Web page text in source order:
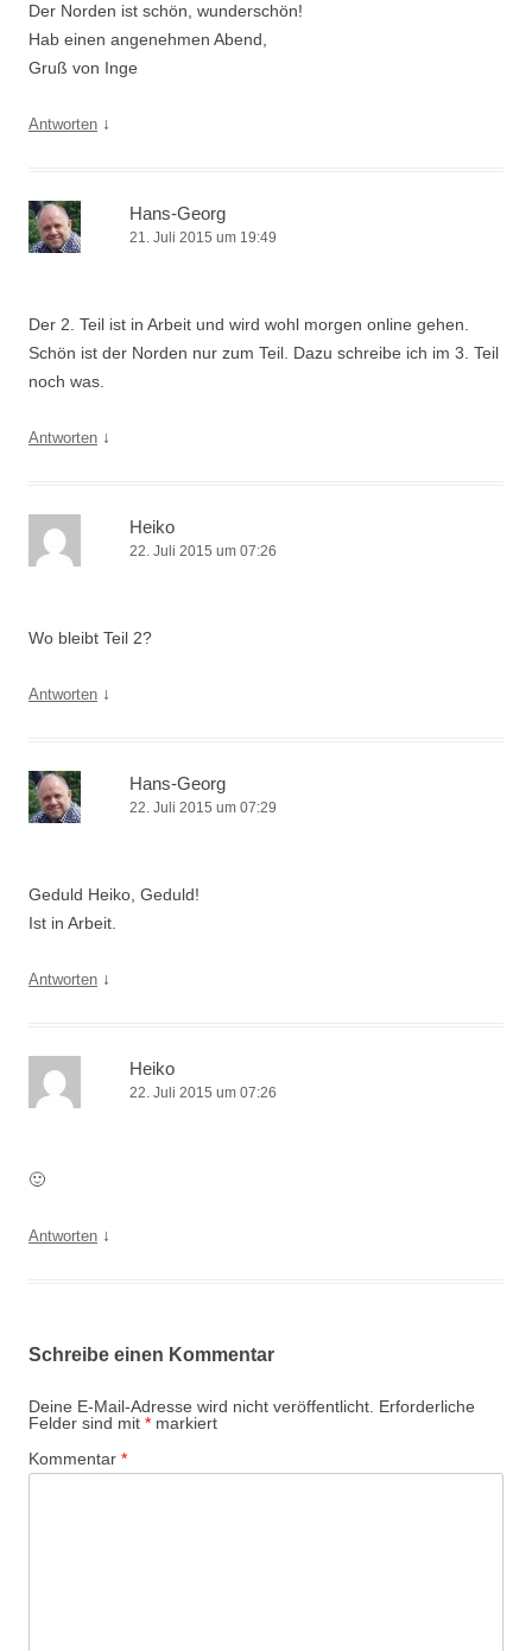
Der Norden ist schön, wunderschön!
Hab einen angenehmen Abend,
Gruß von Inge
Antworten ↓
Hans-Georg
21. Juli 2015 um 19:49
Der 2. Teil ist in Arbeit und wird wohl morgen online gehen.
Schön ist der Norden nur zum Teil. Dazu schreibe ich im 3. Teil
noch was.
Antworten ↓
Heiko
22. Juli 2015 um 07:26
Wo bleibt Teil 2?
Antworten ↓
Hans-Georg
22. Juli 2015 um 07:29
Geduld Heiko, Geduld!
Ist in Arbeit.
Antworten ↓
Heiko
22. Juli 2015 um 07:26
🙂
Antworten ↓
Schreibe einen Kommentar
Deine E-Mail-Adresse wird nicht veröffentlicht. Erforderliche
Felder sind mit * markiert
Kommentar *